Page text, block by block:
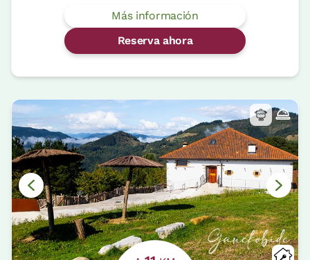
Más información
Reserva ahora